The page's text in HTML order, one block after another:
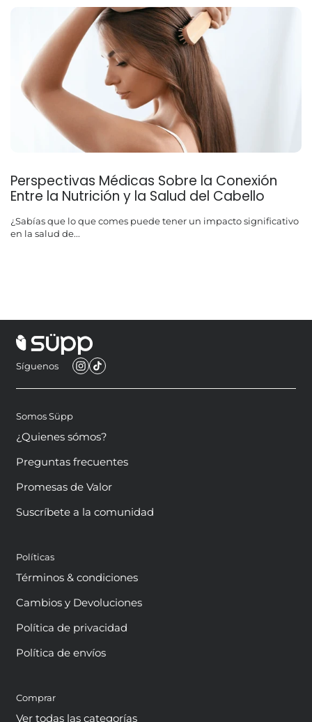
Perspectivas Médicas Sobre la Conexión
Entre la Nutrición y la Salud del Cabello
¿Sabías que lo que comes puede tener un impacto significativo
en la salud de...
Síguenos
Somos Süpp
¿Quienes sómos?
Preguntas frecuentes
Promesas de Valor
Suscríbete a la comunidad
Políticas
Términos & condiciones
Cambios y Devoluciones
Política de privacidad
Política de envíos
Comprar
Ver todas las categorías